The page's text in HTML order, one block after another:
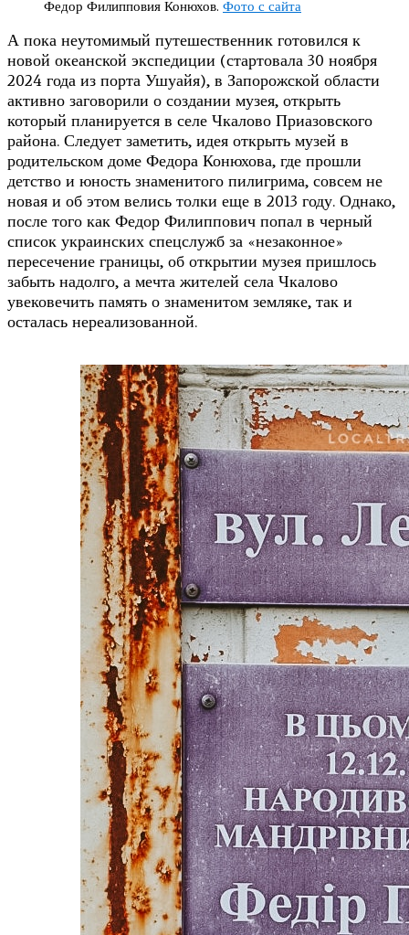
Федор Филипповия Конюхов. Фото с сайта
А пока неутомимый путешественник готовился к
новой океанской экспедиции (стартовала 30 ноября
2024 года из порта Ушуайя), в Запорожской области
активно заговорили о создании музея, открыть
который планируется в селе Чкалово Приазовского
района. Следует заметить, идея открыть музей в
родительском доме Федора Конюхова, где прошли
детство и юность знаменитого пилигрима, совсем не
новая и об этом велись толки еще в 2013 году. Однако,
после того как Федор Филиппович попал в черный
список украинских спецслужб за «незаконное»
пересечение границы, об открытии музея пришлось
забыть надолго, а мечта жителей села Чкалово
увековечить память о знаменитом земляке, так и
осталась нереализованной.